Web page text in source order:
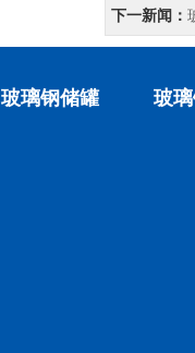
下一新闻：
玻璃钢储罐 玻